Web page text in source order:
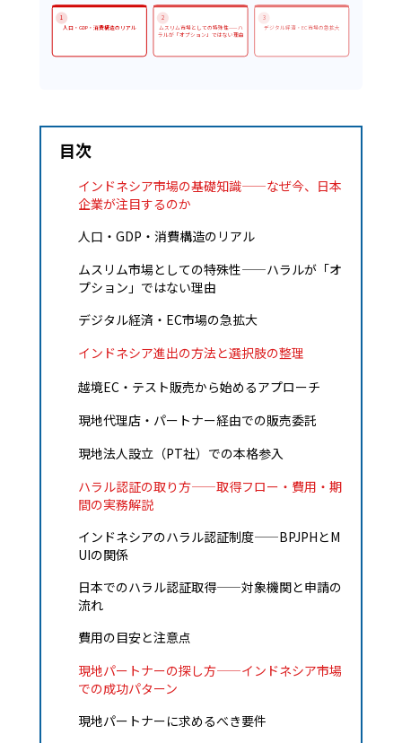
1
人口・GDP・消費構造のリアル
2
ムスリム市場としての特殊性——ハ
ラルが「オプション」ではない理由
3
デジタル経済・EC市場の急拡大
目次
インドネシア市場の基礎知識——なぜ今、日本
企業が注目するのか
人口・GDP・消費構造のリアル
ムスリム市場としての特殊性——ハラルが「オ
プション」ではない理由
デジタル経済・EC市場の急拡大
インドネシア進出の方法と選択肢の整理
越境EC・テスト販売から始めるアプローチ
現地代理店・パートナー経由での販売委託
現地法人設立（PT社）での本格参入
ハラル認証の取り方——取得フロー・費用・期
間の実務解説
インドネシアのハラル認証制度——BPJPHとM
UIの関係
日本でのハラル認証取得——対象機関と申請の
流れ
費用の目安と注意点
現地パートナーの探し方——インドネシア市場
での成功パターン
現地パートナーに求めるべき要件